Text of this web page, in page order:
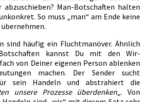
Man-Botschaften halten
So muss „man“ am Ende keine
sind häufig ein Fluchtmanöver. Ähnlich
kannst Du mit den Wir-
von Deiner eigenen Person ablenken
machen. Der Sender sucht
sein Handeln und abstrahiert die
unsere Prozesse überdenken„. Von